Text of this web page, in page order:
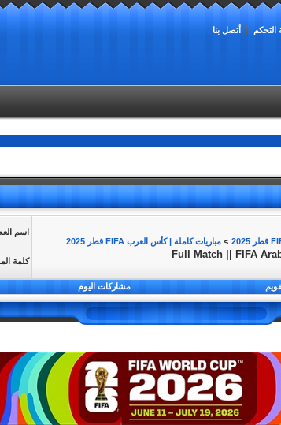
التحكم أتصل بنا
> مباريات كاملة | كأس العرب FIFA قطر 2025
Full Match || FIFA
اسم
كلمة
مشاركات اليوم